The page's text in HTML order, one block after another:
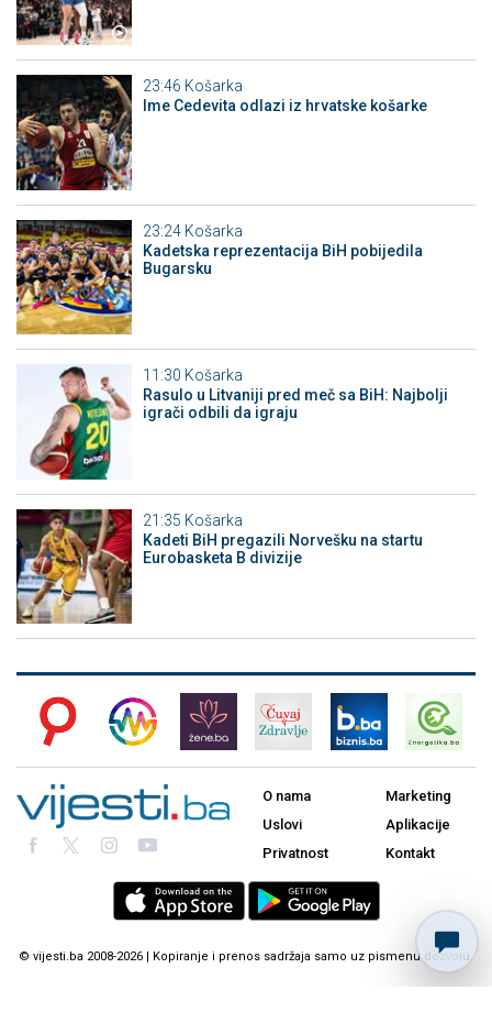
23:46 Košarka
Ime Cedevita odlazi iz hrvatske košarke
23:24 Košarka
Kadetska reprezentacija BiH pobijedila
Bugarsku
11:30 Košarka
Rasulo u Litvaniji pred meč sa BiH: Najbolji
igrači odbili da igraju
21:35 Košarka
Kadeti BiH pregazili Norvešku na startu
Eurobasketa B divizije
O nama
Uslovi
Privatnost
Marketing
Aplikacije
Kontakt
© vijesti.ba 2008-2026 | Kopiranje i prenos sadržaja samo uz pismenu dozvolu.